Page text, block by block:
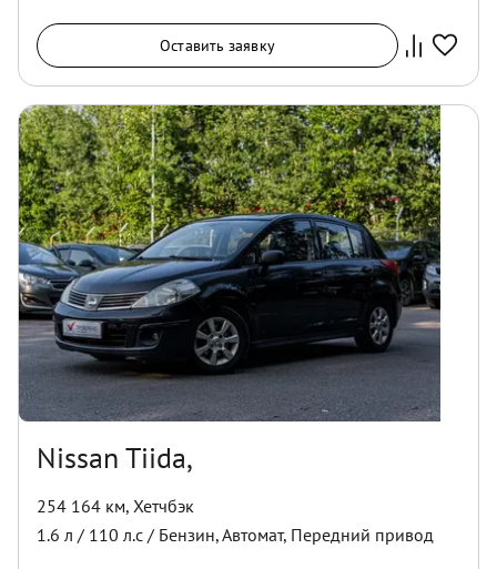
Оставить заявку
Nissan Tiida,
254 164 км, Хетчбэк
1.6 л / 110 л.с / Бензин,Автомат, Передний привод